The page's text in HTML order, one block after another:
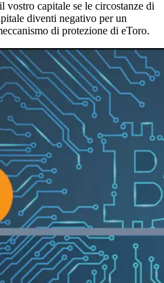
vostro capitale se le circostanze di
diventi negativo per un
di protezione di eToro.